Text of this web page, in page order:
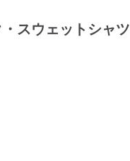
スウェットシャツ